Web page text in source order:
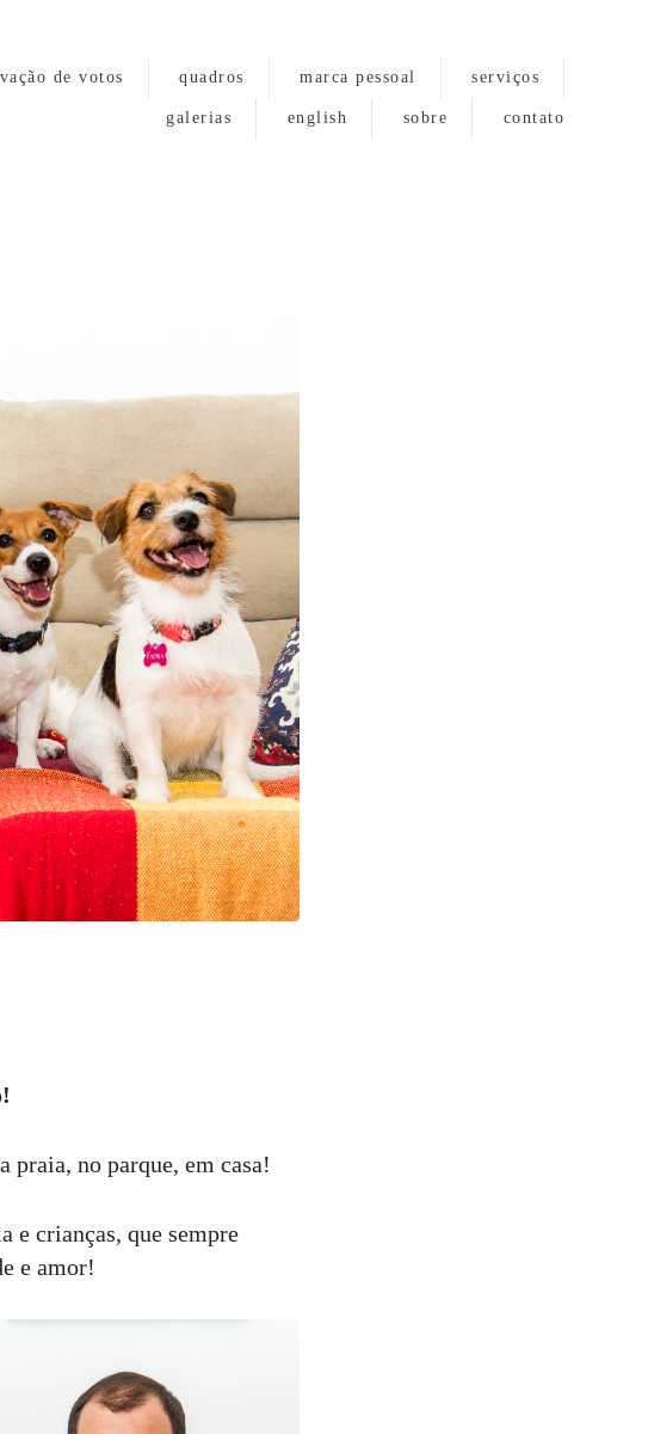
de votos quadros marca pessoal serviços
galerias english sobre contato
no parque, em casa!
e crianças, que sempre
e amor!